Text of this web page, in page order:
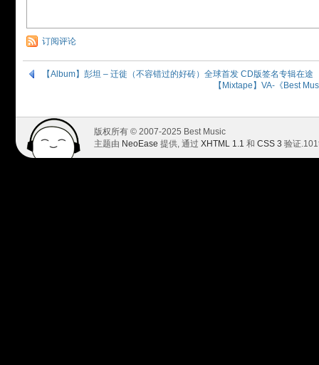
订阅评论
【Album】彭坦 – 迁徙（不容错过的好砖）全球首发 CD版签名专辑在途
【Mixtape】VA-《Best
版权所有 © 2007-2025 Best Music
主题由 NeoEase 提供, 通过 XHTML 1.1 和 CSS 3 验证.